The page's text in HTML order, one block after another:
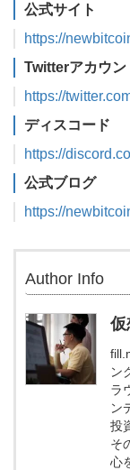
公式サイト
https://
Twitterアカウン
https://
ディスコード
https://
公式ブログ
https://
Author Info
仮
ン
ラ
ン
投
そ
心